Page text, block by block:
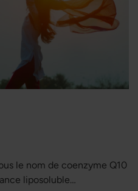
le nom de coenzyme Q10
liposoluble